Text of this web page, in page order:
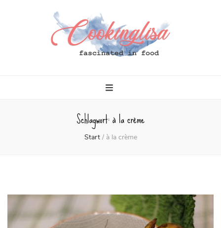
Cookinglisa
Schlagwort:à la crème
Start / à la crème